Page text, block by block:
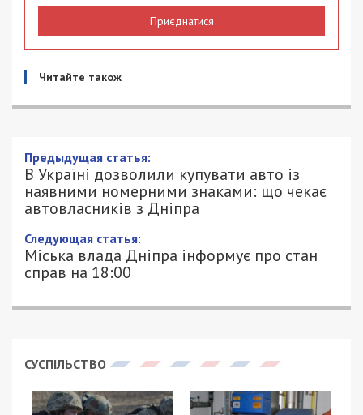
Приєднатися
Читайте також
Предыдущая статья:
В Україні дозволили купувати авто із
наявними номерними знаками: що чекає
автовласників з Дніпра
Следующая статья:
Міська влада Дніпра інформує про стан
справ на 18:00
СУСПІЛЬСТВО